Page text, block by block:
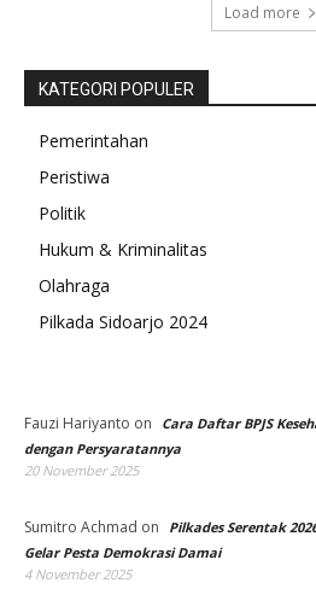
Load more
KATEGORI POPULER
Pemerintahan
Peristiwa
Politik
Hukum & Kriminalitas
Olahraga
Pilkada Sidoarjo 2024
Fauzi Hariyanto on
Cara Daftar BPJS
dengan Persyaratannya
20 November 2025
Sumitro Achmad on
Pilkades Serentak
Gelar Pesta Demokrasi Damai
4 November 2025